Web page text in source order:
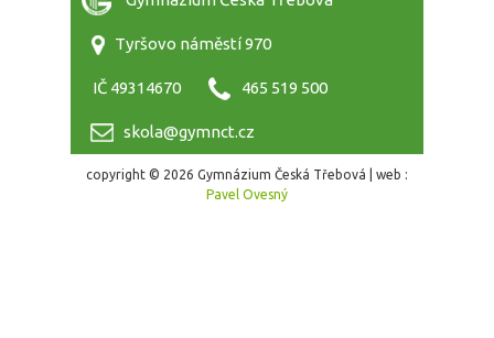
Tyršovo náměstí 970
IČ 49314670 465 519 500
skola@gymnct.cz
copyright © 2026 Gymnázium Česká Třebová | web :
Pavel Ovesný